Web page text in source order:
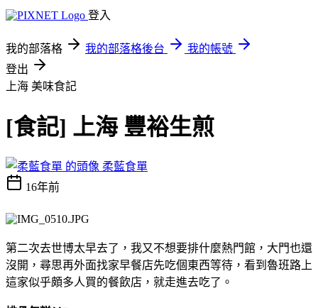
登入
我的部落格 我的部落格後台
我的帳號
登出
上海 美味食記
[食記] 上海 豐裕生煎
柔藍食單
16年前
第二次去世博太早去了，我又不想要排什麼熱門館，大門也還
沒開，尋思再外面找家早餐店先吃個東西等待，看到魯班路上
這家似乎頗多人買的餐飲店，就走進去吃了。